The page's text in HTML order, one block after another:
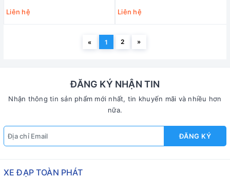
Liên hệ Liên hệ
« 1 2 »
ĐĂNG KÝ NHẬN TIN
Nhận thông tin sản phẩm mới nhất, tin khuyến mãi và nhiều hơn
nữa.
ĐĂNG KÝ
XE ĐẠP TOÀN PHÁT